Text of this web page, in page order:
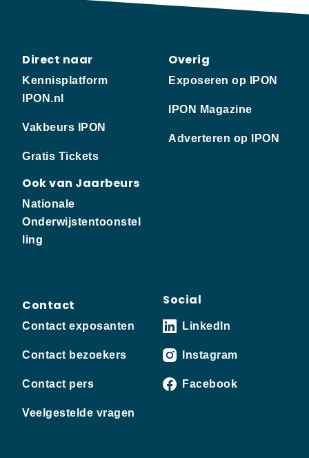
Direct naar
Kennisplatform
IPON.nl
Vakbeurs IPON
Gratis Tickets
Ook van Jaarbeurs
Nationale
Onderwijstentoonstel
ling
Overig
Exposeren op IPON
IPON Magazine
Adverteren op IPON
Contact
Contact exposanten
Contact bezoekers
Contact pers
Veelgestelde vragen
Social
LinkedIn
Instagram
Facebook